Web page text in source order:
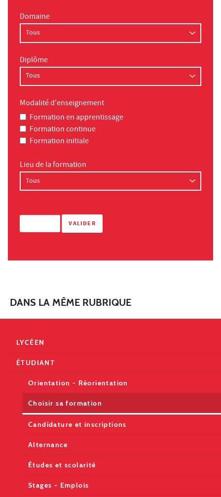
Domaine
Diplôme
Modalité d'enseignement
Formation en apprentissage
Formation continue
Formation initiale
Lieu de la formation
DANS LA MÊME RUBRIQUE
LYCÉEN
ÉTUDIANT
Orientation - Réorientation
Choisir sa formation
Candidature et inscriptions
Alternance
Études et scolarité
Stages - Emplois